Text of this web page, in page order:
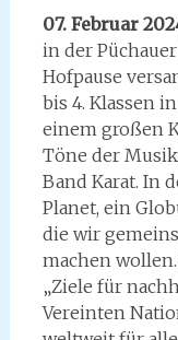
07. Februar
in der
Hofpause
bis 4. Klassen
einem großen
Töne der
Band Karat. In
Planet, ein
die wir
machen
„Ziele für
Vereinten